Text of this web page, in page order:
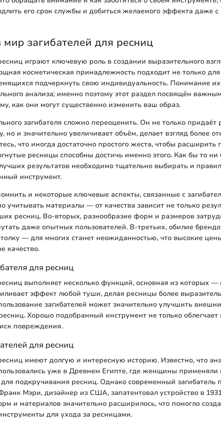
его срок службы и добиться желаемого эффекта даже
загибателей для ресниц
играют ключевую роль в создании выразительного
косметическая принадлежность подходит не только
подчеркнуть свою индивидуальность. Понимание
анализа; именно поэтому этот раздел посвящён
как они могут существенно изменить ваш образ.
загибателя сложно переоценить. Он не только придаёт
но и значительно увеличивает объём, делает взгляд более
что иногда достаточно простого жеста, чтобы расширить
ресницы способны достичь именно этого. Как бы то ни
результатов необходимо тщательно выбирать и
инструмент.
и некоторые ключевые аспекты, связанные с
учитывать материалы — от качества зависит не только
ресниц. Во-вторых, разнообразие форм и размеров
даже опытных пользователей. В-третьих, обилие
— для многих станет неожиданностью, что высокие
качество.
для ресниц
выполняет несколько функций, основная из которых —
эффект любой туши, делая ресницы более
загибателей может значительно улучшить
Хорошо подобранный инструмент не только облегчает
повреждения.
для ресниц
имеют долгую и интересную историю. Известно, что
уже в Древнем Египте, где женщины применяли
подкручивания ресниц. Однако современный загибатель
Мэри, дизайнер из США, запатентовал устройство в
и материалов значительно расширилось, что помогло
для ухода за ресницами.